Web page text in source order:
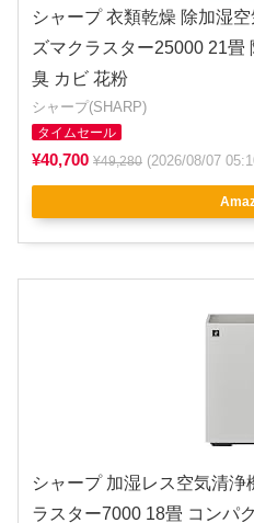
シャープ 衣類乾燥 除加湿
ズマクラスター25000 21畳
臭 カビ 花粉
シャープ(SHARP)
タイムセール
¥40,700 ¥49,280 (2026/08/07
シャープ 加湿レス空気清浄
ラスター7000 18畳 コンパ